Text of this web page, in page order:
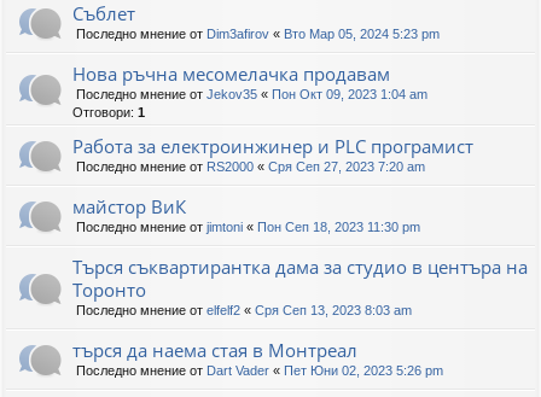
Съблет
Последно мнение от Dim3afirov « Вто Мар 05, 2024 5:23 pm
Нова ръчна месомелачка продавам
Последно мнение от Jekov35 « Пон Окт 09, 2023 1:04 am
Отговори: 1
Работа за електроинжинер и PLC програмист
Последно мнение от RS2000 « Сря Сеп 27, 2023 7:20 am
майстор ВиК
Последно мнение от jimtoni « Пон Сеп 18, 2023 11:30 pm
Търся съквартирантка дама за студио в центъра на
Торонто
Последно мнение от elfelf2 « Сря Сеп 13, 2023 8:03 am
търся да наема стая в Монтреал
Последно мнение от Dart Vader « Пет Юни 02, 2023 5:26 pm